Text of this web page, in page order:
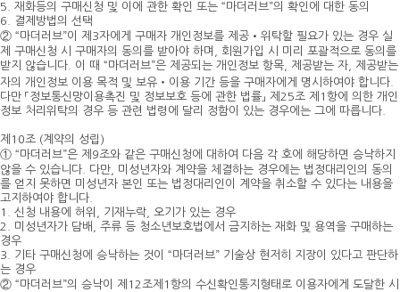
5. 재화등의 구매신청 및 이에 관한 확인 또는 “마더러브”의 확인에 대한 동의
6. 결제방법의 선택
② “마더러브”이 제3자에게 구매자 개인정보를 제공•위탁할 필요가 있는 경우 실
제 구매신청 시 구매자의 동의를 받아야 하며, 회원가입 시 미리 포괄적으로 동의를
받지 않습니다. 이 때 “마더러브”은 제공되는 개인정보 항목, 제공받는 자, 제공받는
자의 개인정보 이용 목적 및 보유‧이용 기간 등을 구매자에게 명시하여야 합니다.
다만 「정보통신망이용촉진 및 정보보호 등에 관한 법률」 제25조 제1항에 의한 개인
정보 처리위탁의 경우 등 관련 법령에 달리 정함이 있는 경우에는 그에 따릅니다.
제10조 (계약의 성립)
① “마더러브”은 제9조와 같은 구매신청에 대하여 다음 각 호에 해당하면 승낙하지
않을 수 있습니다. 다만, 미성년자와 계약을 체결하는 경우에는 법정대리인의 동의
를 얻지 못하면 미성년자 본인 또는 법정대리인이 계약을 취소할 수 있다는 내용을
고지하여야 합니다.
1. 신청 내용에 허위, 기재누락, 오기가 있는 경우
2. 미성년자가 담배, 주류 등 청소년보호법에서 금지하는 재화 및 용역을 구매하는
경우
3. 기타 구매신청에 승낙하는 것이 “마더러브” 기술상 현저히 지장이 있다고 판단하
는 경우
② “마더러브”의 승낙이 제12조제1항의 수신확인통지형태로 이용자에게 도달한 시